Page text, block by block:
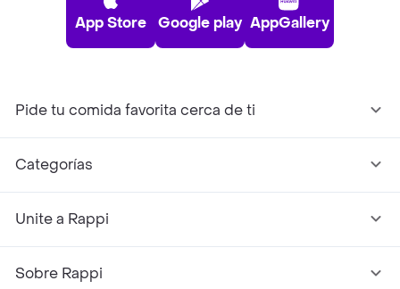
App Store Google play AppGallery
Pide tu comida favorita cerca de ti
Categorías
Unite a Rappi
Sobre Rappi